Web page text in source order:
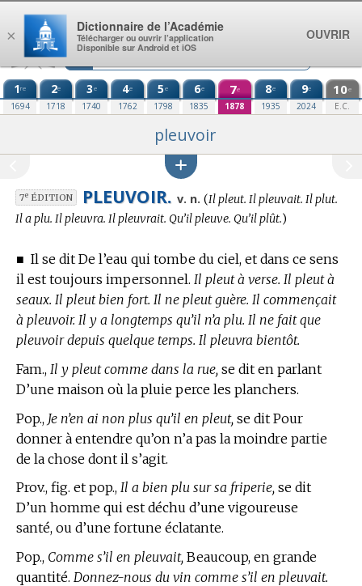
Aller au contenu
1re
1694
2e
1718
3e
1740
4e
1762
5e
1798
6e
1835
7e
1878
8e
1935
9e
2024
10e
E.C.
pleuvoir
7eÉDITION PLEUVOIR. v. n. Conjugaison
:
(Il pleut. Il pleuvait. Il plut.
Il a plu. Il pleuvra. Il pleuvrait. Qu’il pleuve. Qu’il plût.)
■ Il se dit De l’eau qui tombe du ciel, et dans ce sens
il est toujours impersonnel. Il pleut à verse. Il pleut à
seaux. Il pleut bien fort. Il ne pleut guère. Il commençait
à pleuvoir. Il y a longtemps qu’il n’a plu. Il ne fait que
pleuvoir depuis quelque temps. Il pleuvra bientôt.
Fam., Il y pleut comme dans la rue, se dit en parlant
D’une maison où la pluie perce les planchers.
Pop., Je n’en ai non plus qu’il en pleut, se dit Pour
donner à entendre qu’on n’a pas la moindre partie
de la chose dont il s’agit.
Prov., fig. et pop., Il a bien plu sur sa friperie, se dit
D’un homme qui est déchu d’une vigoureuse
santé, ou d’une fortune éclatante.
Pop., Comme s’il en pleuvait, Beaucoup, en grande
quantité. Donnez-nous du vin comme s’il en pleuvait.
×
Dictionnaire de l’Académie
Télécharger ou ouvrir l’application
Disponible sur Android et iOS
OUVRIR